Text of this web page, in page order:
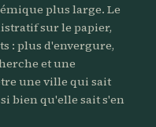
plus large. Le
sur le papier,
: plus d'envergure,
et une
une ville qui sait
bien qu'elle sait s'en